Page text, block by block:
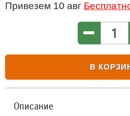
Привезем 10 авг
В
Описание